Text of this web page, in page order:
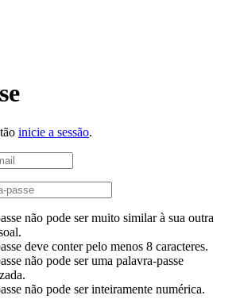
inicie a sessão.
não pode ser muito similar à sua outra
deve conter pelo menos 8 caracteres.
não pode ser uma palavra-passe
não pode ser inteiramente numérica.